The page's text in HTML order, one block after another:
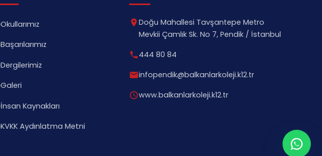
Okullarımız
Başarılarımız
Dergilerimiz
Galeri
İnsan Kaynakları
KVKK Aydınlatma Metni
Doğu Mahallesi Tavşantepe Metro
Mevkii Çamlık Sk. No 7, Pendik / İstanbul
444 80 84
infopendik@balkanlarkoleji.k12.tr
www.balkanlarkoleji.k12.tr